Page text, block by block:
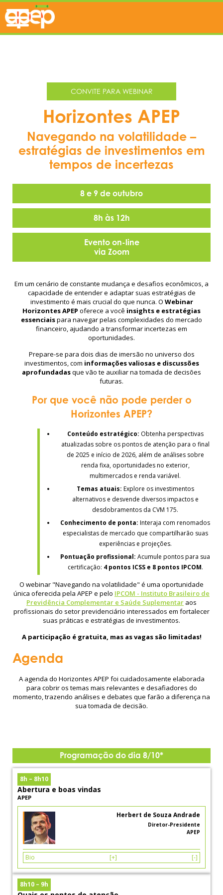
CONVITE PARA WEBINAR
Horizontes APEP
Navegando na volatilidade –
estratégias de investimentos em
tempos de incertezas
8 e 9 de outubro
8h às 12h
Evento on-line
via Zoom
Em um cenário de constante mudança e desafios econômicos, a
capacidade de entender e adaptar suas estratégias de
investimento é mais crucial do que nunca. O Webinar
Horizontes APEP oferece a você insights e estratégias
essenciaispara navegar pelas complexidades do mercado
financeiro, ajudando a transformar incertezas em
oportunidades.
Prepare-se para dois dias de imersão no universo dos
investimentos, com informações valiosas e discussões
aprofundadasque vão te auxiliar na tomada de decisões
futuras.
Por que você não pode perder o
Horizontes APEP?
Conteúdo estratégico: Obtenha perspectivas
atualizadas sobre os pontos de atenção para o final
de 2025 e início de 2026, além de análises sobre
renda fixa, oportunidades no exterior,
multimercados e renda variável.
Temas atuais: Explore os investimentos
alternativos e desvende diversos impactos e
desdobramentos da CVM 175.
Conhecimento de ponta: Interaja com renomados
especialistas de mercado que compartilharão suas
experiências e projeções.
Pontuação profissional: Acumule pontos para sua
certificação: 4 pontos ICSS e 8 pontos IPCOM.
O webinar "Navegando na volatilidade" é uma oportunidade
única oferecida pela APEP e pelo IPCOM - Instituto Brasileiro de
Previdência Complementar e Saúde Suplementar aos
profissionais do setor previdenciário interessados em fortalecer
suas práticas e estratégias de investimentos.
A participação é gratuita, mas as vagas são limitadas!
Agenda
A agenda do Horizontes APEP foi cuidadosamente elaborada
para cobrir os temas mais relevantes e desafiadores do
momento, trazendo análises e debates que farão a diferença na
sua tomada de decisão.
Programação do dia 8/10*
8h – 8h10
Abertura e boas vindas
APEP
Herbert de Souza Andrade
Diretor-Presidente
APEP
Bio [+] [-]
É Presidente da APEP (Associação dos fundos de pensão e patrocinadores do
setor privado); Diretor Geral da Fundação Itaúsa; Membro das Squads da
APEP e da comissão de governança da Abrapp, foi membro do conselho
fiscal da Abrapp, Sindapp, ICSS e Uniabrapp e participou da Comissão de
Reorganização Societária do CNPC e da Comissão Mista de Autorregulação
8h10 – 9h